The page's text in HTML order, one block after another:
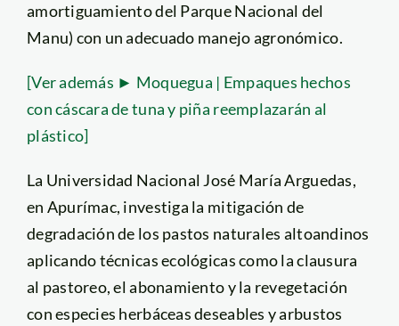
amortiguamiento del Parque Nacional del
Manu) con un adecuado manejo agronómico.
[Ver además ► Moquegua | Empaques hechos
con cáscara de tuna y piña reemplazarán al
plástico]
La Universidad Nacional José María Arguedas,
en Apurímac, investiga la mitigación de
degradación de los pastos naturales altoandinos
aplicando técnicas ecológicas como la clausura
al pastoreo, el abonamiento y la revegetación
con especies herbáceas deseables y arbustos